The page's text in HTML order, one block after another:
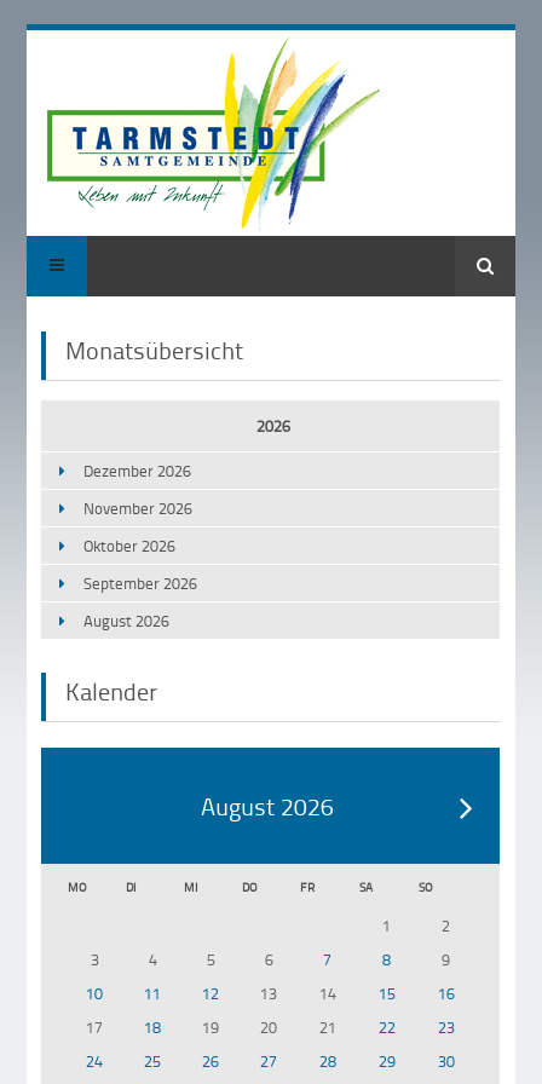
Suche
Monatsübersicht
2026
Dezember 2026
November 2026
Oktober 2026
September 2026
August 2026
Kalender
August 2026
MO DI MI DO FR SA SO
1
2
3
4 5 6 7 8
9
10
11 12 13 14 15
16
17
18 19 20 21 22
23
24
25 26 27 28 29 30